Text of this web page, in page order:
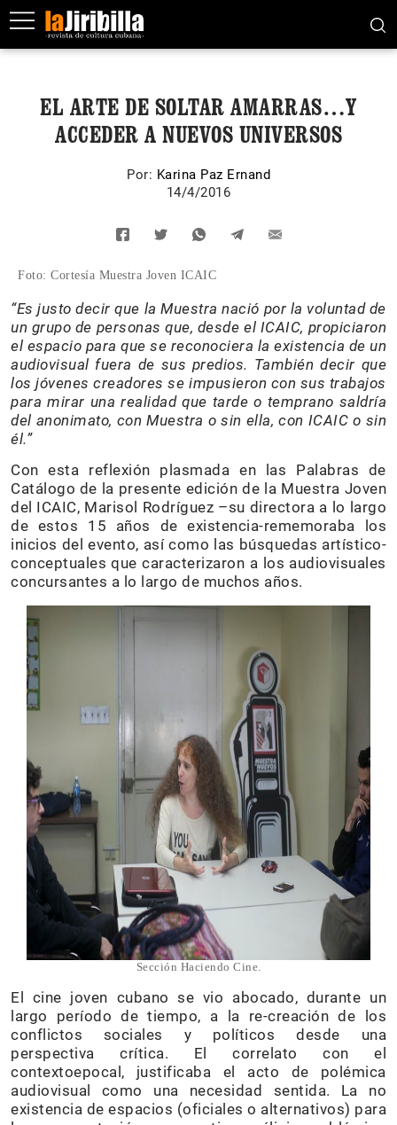
EL ARTE DE SOLTAR AMARRAS…Y
ACCEDER A NUEVOS UNIVERSOS
Por: Karina Paz Ernand
14/4/2016
Foto: Cortesía Muestra Joven ICAIC
“Es justo decir que la Muestra nació por la voluntad de
un grupo de personas que, desde el ICAIC, propiciaron
el espacio para que se reconociera la existencia de un
audiovisual fuera de sus predios. También decir que
los jóvenes creadores se impusieron con sus trabajos
para mirar una realidad que tarde o temprano saldría
del anonimato, con Muestra o sin ella, con ICAIC o sin
él.”
Con esta reflexión plasmada en las Palabras de
Catálogo de la presente edición de la Muestra Joven
del ICAIC, Marisol Rodríguez –su directora a lo largo
de estos 15 años de existencia-rememoraba los
inicios del evento, así como las búsquedas artístico-
conceptuales que caracterizaron a los audiovisuales
concursantes a lo largo de muchos años.
Sección Haciendo Cine.
El cine joven cubano se vio abocado, durante un
largo período de tiempo, a la re-creación de los
conflictos sociales y políticos desde una
perspectiva crítica. El correlato con el
contextoepocal, justificaba el acto de polémica
audiovisual como una necesidad sentida. La no
existencia de espacios (oficiales o alternativos) para